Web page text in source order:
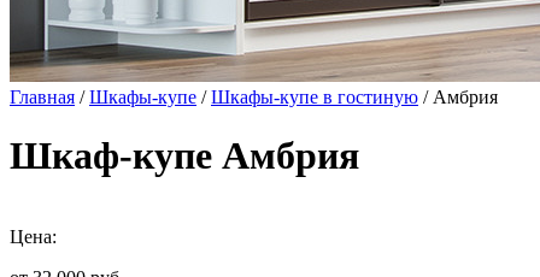
Главная /Шкафы-купе /Шкафы-купе в гостиную / Амбрия
Шкаф-купе Амбрия
Цена: